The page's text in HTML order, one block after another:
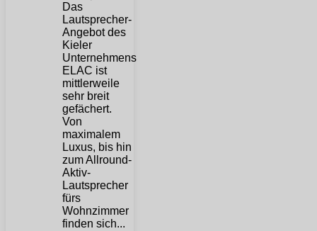
Das
Lautsprecher-
Angebot des
Kieler
Unternehmens
ELAC ist
mittlerweile
sehr breit
gefächert.
Von
maximalem
Luxus, bis hin
zum Allround-
Aktiv-
Lautsprecher
fürs
Wohnzimmer
finden sich...